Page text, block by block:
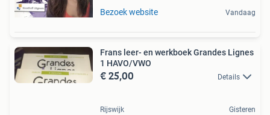
Bezoek website Vandaag
Frans leer- en werkboek Grandes Lignes
1 HAVO/VWO
€ 25,00 Details
Rijswijk Gisteren